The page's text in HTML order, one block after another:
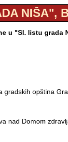
NIŠA",
u "Sl. listu grada
gradskih opština
nad Domom